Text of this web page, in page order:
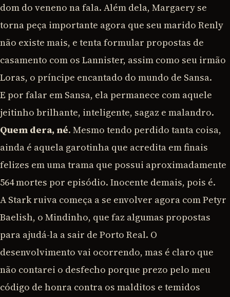
dom do veneno na fala. Além dela, Margaery se
torna peça importante agora que seu marido Renly
não existe mais, e tenta formular propostas de
casamento com os Lannister, assim como seu irmão
Loras, o príncipe encantado do mundo de Sansa.
E por falar em Sansa, ela permanece com aquele
jeitinho brilhante, inteligente, sagaz e malandro.
Quem dera, né. Mesmo tendo perdido tanta coisa,
ainda é aquela garotinha que acredita em finais
felizes em uma trama que possui aproximadamente
564 mortes por episódio. Inocente demais, pois é.
A Stark ruiva começa a se envolver agora com Petyr
Baelish, o Mindinho, que faz algumas propostas
para ajudá-la a sair de Porto Real. O
desenvolvimento vai ocorrendo, mas é claro que
não contarei o desfecho porque prezo pelo meu
código de honra contra os malditos e temidos